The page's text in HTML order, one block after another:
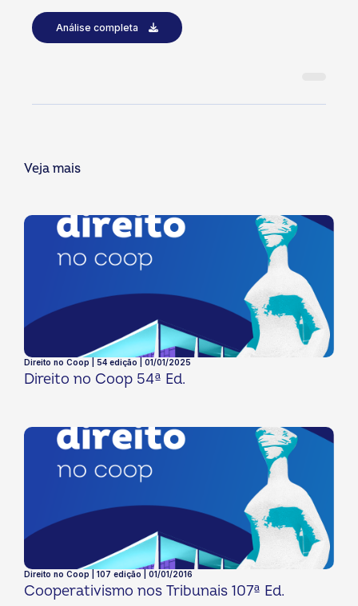
Análise completa
Veja mais
Direito no Coop | 54 edição | 01/01/2025
Direito no Coop 54ª Ed.
Direito no Coop | 107 edição | 01/01/2016
Cooperativismo nos Tribunais 107ª Ed.